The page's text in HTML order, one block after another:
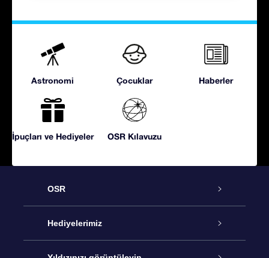
Astronomi Çocuklar Haberler
İpuçları ve Hediyeler OSR Kılavuzu
OSR
Hizmet
Hediyelerimiz